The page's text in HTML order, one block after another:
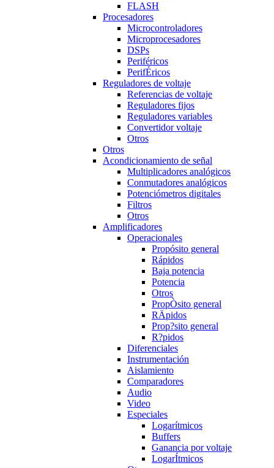
FLASH
Procesadores
Microcontroladores
Microprocesadores
DSPs
Periféricos
PerifÉricos
Reguladores de voltaje
Referencias de voltaje
Reguladores fijos
Reguladores variables
Convertidor voltaje
Otros
Otros
Acondicionamiento de señal
Multiplicadores analógicos
Conmutadores analógicos
Potenciómetros digitales
Filtros
Otros
Amplificadores
Operacionales
Propósito general
Rápidos
Baja potencia
Potencia
Otros
PropÒsito general
RÄpidos
Prop?sito general
R?pidos
Diferenciales
Instrumentación
Aislamiento
Comparadores
Audio
Video
Especiales
Logarítmicos
Buffers
Ganancia por voltaje
LogarÍtmicos